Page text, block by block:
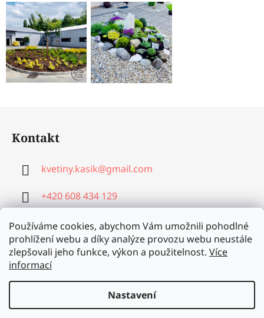
Používáme cookies, abychom Vám umožnili pohodlné
prohlížení webu a díky analýze provozu webu neustále
zlepšovali jeho funkce, výkon a použitelnost. Více
informací
Nastavení
Kontakt
kvetiny.kasik@gmail.com
+420 608 434 129
+420 776 202 183